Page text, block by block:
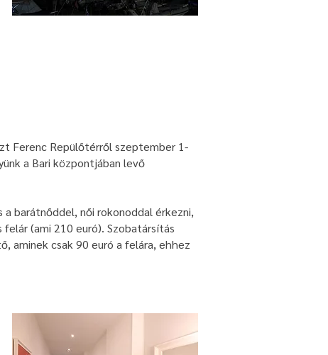
Ferenc Repülőtérről szeptember 1-
a Bari központjában levő
barátnőddel, női rokonoddal érkezni,
(ami 210 euró). Szobatársítás
aminek csak 90 euró a felára, ehhez